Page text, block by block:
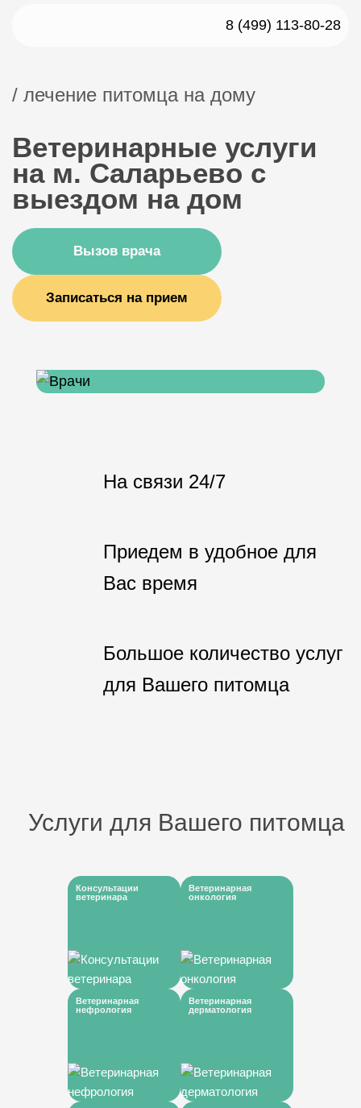
8 (499) 113-80-28
/ лечение питомца на дому
Ветеринарные услуги
на м. Саларьево с
выездом на дом
Вызов врача
Записаться на прием
На связи 24/7
Приедем в удобное для
Вас время
Большое количество услуг
для Вашего питомца
Услуги для Вашего питомца
Консультации
ветеринара
Ветеринарная
онкология
Ветеринарная
нефрология
Ветеринарная
дерматология